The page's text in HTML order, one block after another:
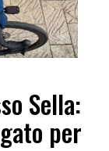
Sella:
per